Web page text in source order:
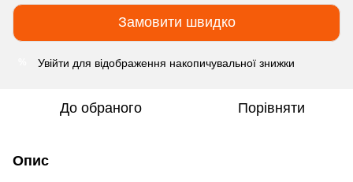
Замовити швидко
Увійти для відображення накопичувальної знижки
До обраного Порівняти
Опис